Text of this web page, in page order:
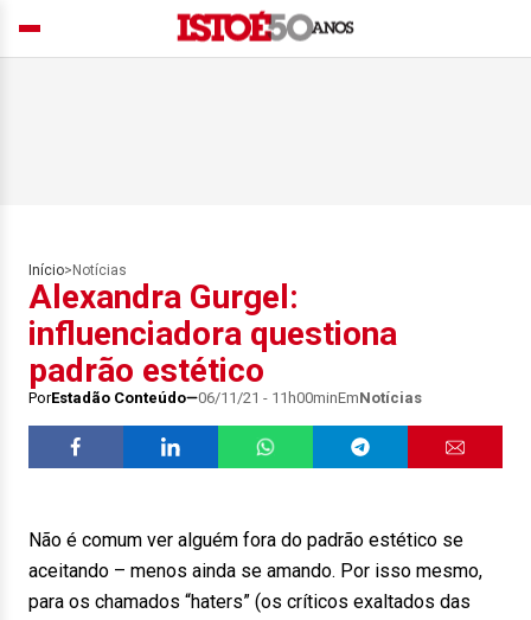
Início> Notícias
Alexandra Gurgel:
influenciadora questiona
padrão estético
PorEstadão Conteúdo 06/11/21 - 11h00minEmNotícias
Não é comum ver alguém fora do padrão estético se
aceitando – menos ainda se amando. Por isso mesmo,
para os chamados “haters” (os críticos exaltados das